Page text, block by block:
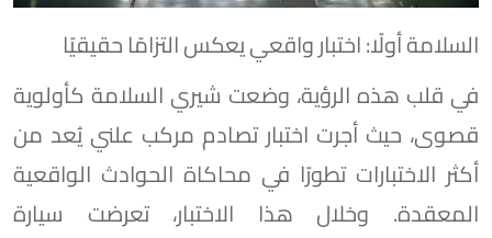
السلامة أولًا: اختبار واقعي يعكس التزامًا حقيقيًا
في قلب هذه الرؤية، وضعت شيري السلامة كأولوية
قصوى، حيث أجرت اختبار تصادم مركب علني يُعد من
أكثر الاختبارات تطورًا في محاكاة الحوادث الواقعية
المعقدة. وخلال هذا الاختبار، تعرضت سيارة